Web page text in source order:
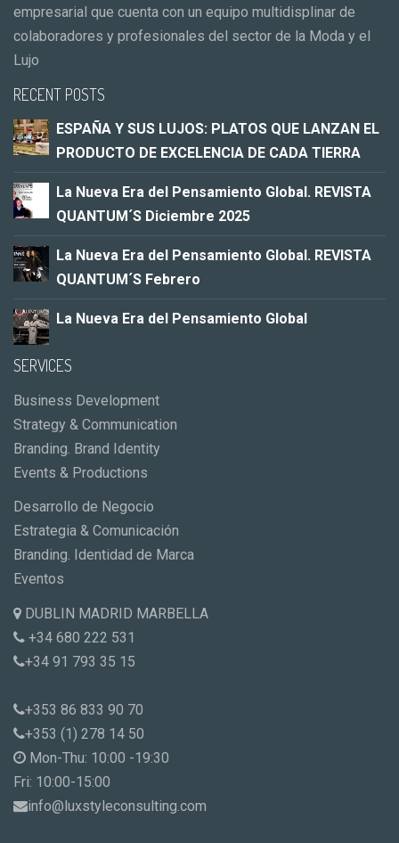
empresarial que cuenta con un equipo multidisplinar de
colaboradores y profesionales del sector de la Moda y el
Lujo
RECENT POSTS
ESPAÑA Y SUS LUJOS: PLATOS QUE LANZAN EL
PRODUCTO DE EXCELENCIA DE CADA TIERRA
La Nueva Era del Pensamiento Global. REVISTA
QUANTUM´S Diciembre 2025
La Nueva Era del Pensamiento Global. REVISTA
QUANTUM´S Febrero
La Nueva Era del Pensamiento Global
SERVICES
Business Development
Strategy & Communication
Branding. Brand Identity
Events & Productions
Desarrollo de Negocio
Estrategia & Comunicación
Branding. Identidad de Marca
Eventos
DUBLIN MADRID MARBELLA
+34 680 222 531
+34 91 793 35 15
+353 86 833 90 70
+353 (1) 278 14 50
Mon-Thu: 10:00 -19:30
Fri: 10:00-15:00
info@luxstyleconsulting.com